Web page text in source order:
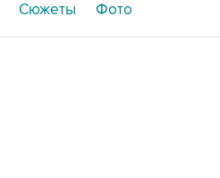
Сюжеты Фото